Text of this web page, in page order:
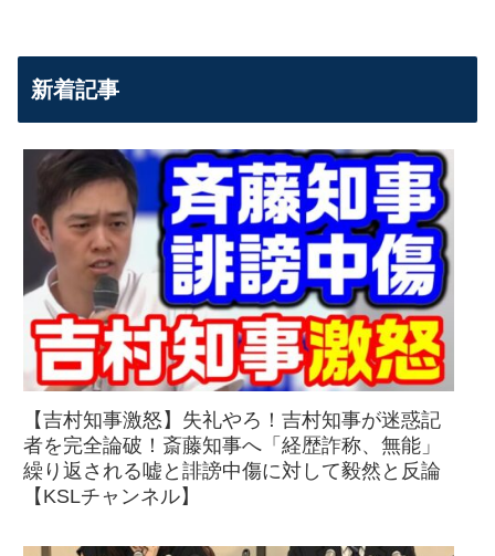
新着記事
【吉村知事激怒】失礼やろ！吉村知事が迷惑記
者を完全論破！斎藤知事へ「経歴詐称、無能」
繰り返される嘘と誹謗中傷に対して毅然と反論
【KSLチャンネル】